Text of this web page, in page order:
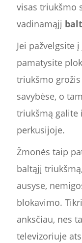
visas triukšmo
vadinamąjį
Jei pažvelgsite
pamatysite
triukšmo
savybėse, o
triukšmą galite
perkusijoje.
Žmonės taip
baltąjį
ausyse,
blokavimo.
anksčiau, nes
televizoriuje